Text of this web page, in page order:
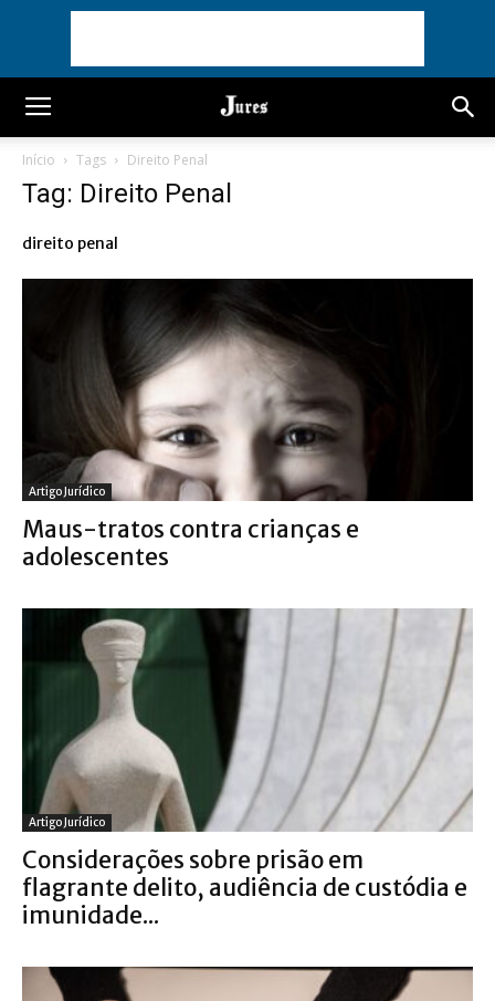
Início Tags Direito Penal
Tag: Direito Penal
direito penal
Artigo Jurídico
Maus-tratos contra crianças e
adolescentes
Artigo Jurídico
Considerações sobre prisão em
flagrante delito, audiência de custódia e
imunidade...